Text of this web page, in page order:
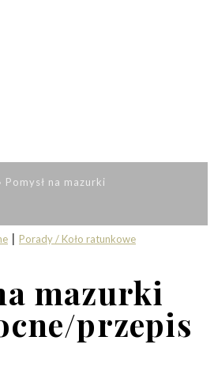
Pomysł na mazurki
| Porady / Koło ratunkowe
mazurki
przepis